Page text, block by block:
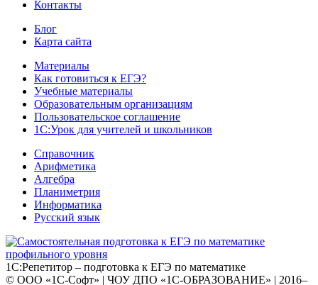
Контакты
Блог
Карта сайта
Материалы
Как готовиться к ЕГЭ?
Учебные материалы
Образовательным организациям
Пользовательское соглашение
1С:Урок для учителей и школьников
Справочник
Арифметика
Алгебра
Планиметрия
Информатика
Русский язык
1С:Репетитор – подготовка к ЕГЭ по математике
© ООО «1С-Софт» | ЧОУ ДПО «1С-ОБРАЗОВАНИЕ» | 2016–